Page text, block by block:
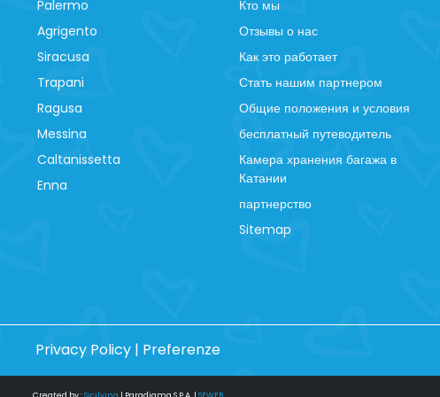
Palermo
Agrigento
Siracusa
Trapani
Ragusa
Messina
Caltanissetta
Enna
Кто мы
Отзывы о нас
Как это работает
Стать нашим партнером
Общие положения и условия
бесплатный путеводитель
Камера хранения багажа в
Катании
партнерство
Sitemap
Privacy Policy| Preferenze